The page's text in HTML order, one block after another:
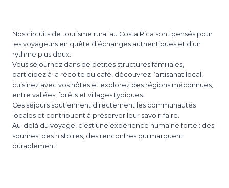
Nos circuits de tourisme rural au Costa Rica sont pensés pour
les voyageurs en quête d’échanges authentiques et d’un
rythme plus doux.
Vous séjournez dans de petites structures familiales,
participez à la récolte du café, découvrez l’artisanat local,
cuisinez avec vos hôtes et explorez des régions méconnues,
entre vallées, forêts et villages typiques.
Ces séjours soutiennent directement les communautés
locales et contribuent à préserver leur savoir-faire.
Au-delà du voyage, c’est une expérience humaine forte : des
sourires, des histoires, des rencontres qui marquent
durablement.